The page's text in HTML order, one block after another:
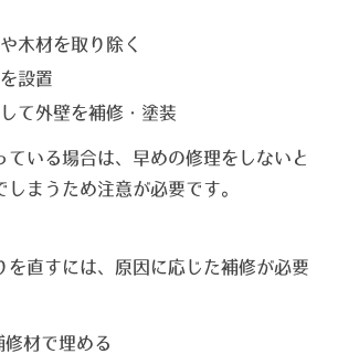
木材を取り除く
設置
て外壁を補修・塗装
ている場合は、早めの修理をしないと
しまうため注意が必要です。
直すには、 原因に応じた補修が必要
材で埋める